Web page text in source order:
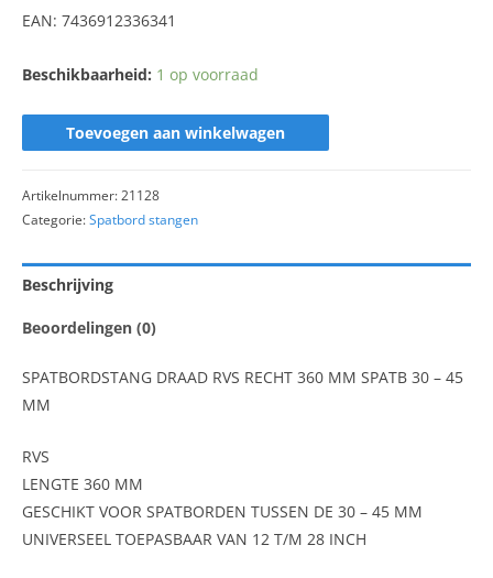
EAN: 7436912336341
Beschikbaarheid: 1 op voorraad
Toevoegen aan winkelwagen
Artikelnummer:21128
Categorie:Spatbord stangen
Beschrijving
Beoordelingen (0)
SPATBORDSTANG DRAAD RVS RECHT 360 MM SPATB 30 – 45
MM
RVS
LENGTE 360 MM
GESCHIKT VOOR SPATBORDEN TUSSEN DE 30 – 45 MM
UNIVERSEEL TOEPASBAAR VAN 12 T/M 28 INCH